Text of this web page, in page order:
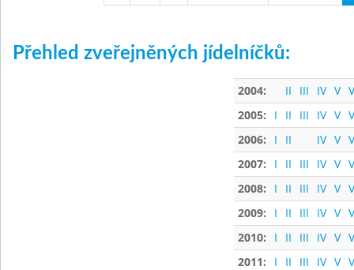
Přehled zveřejněných jídelníčků:
2004: II III IV V
2005:
I II III IV V
2006:
I II IV V
2007:
I II III IV V
2008:
I II III IV V
2009:
I II III IV V
2010:
I II III IV V
2011:
I II III IV V